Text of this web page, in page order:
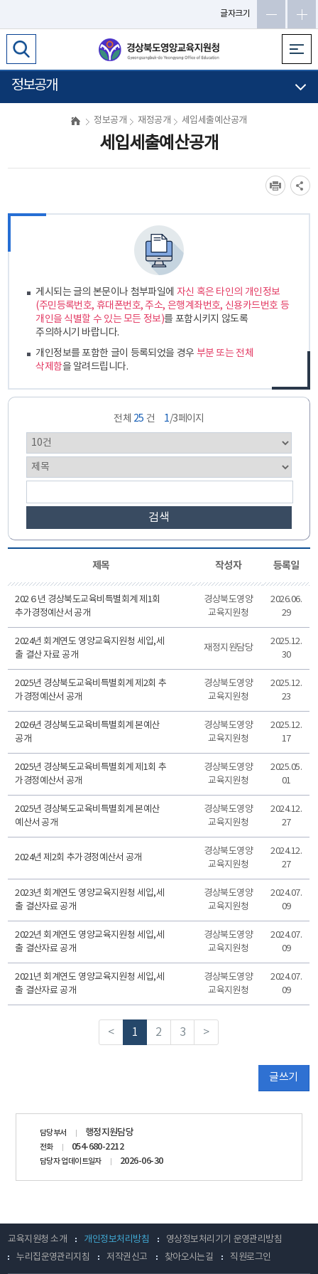
글자크기
인
정보공개
정보공개 재정공개 세입세출예산공개
세입세출예산공개
게시되는 글의 본문이나 첨부파일에 자신 혹은 타인의 개인정보
(주민등록번호, 휴대폰번호, 주소, 은행계좌번호, 신용카드번호 등
개인을 식별할 수 있는 모든 정보)를 포함시키지 않도록
주의하시기 바랍니다.
개인정보를 포함한 글이 등록되었을 경우 부분 또는 전체
삭제함을 알려드립니다.
전체 25 건 1/3페이지
검색
제목 작성자 등록일
202６년 경상북도교육비특별회계 제1회
추가경정예산서 공개
경상북도영양
교육지원청
2026.06.
29
2024년 회계연도 영양교육지원청 세입,세
출 결산 자료 공개
재정지원담당
2025.12.
30
2025년 경상북도교육비특별회계 제2회 추
가경정예산서 공개
경상북도영양
교육지원청
2025.12.
23
2026년 경상북도교육비특별회계 본예산
공개
경상북도영양
교육지원청
2025.12.
17
2025년 경상북도교육비특별회계 제1회 추
가경정예산서 공개
경상북도영양
교육지원청
2025.05.
01
2025년 경상북도교육비특별회계 본예산
예산서 공개
경상북도영양
교육지원청
2024.12.
27
2024년 제2회 추가경정예산서 공개
경상북도영양
교육지원청
2024.12.
27
2023년 회계연도 영양교육지원청 세입,세
출 결산자료 공개
경상북도영양
교육지원청
2024.07.
09
2022년 회계연도 영양교육지원청 세입,세
출 결산자료 공개
경상북도영양
교육지원청
2024.07.
09
2021년 회계연도 영양교육지원청 세입,세
출 결산자료 공개
경상북도영양
교육지원청
2024.07.
09
< 1 2 3 >
글쓰기
담당부서 행정지원담당
전화 054-680-2212
담당자 업데이트일자 2026-06-30
교육지원청 소개 개인정보처리방침
영상정보처리기기 운영관리방침
누리집운영관리지침
저작권신고 찾아오시는길 직원로그인